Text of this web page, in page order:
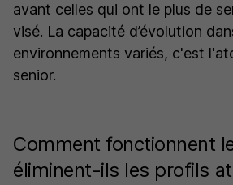
avant celles qui ont le plus de
visé. La capacité d’évolution
environnements variés, c'est
senior.
Comment fonctionnent
éliminent-ils les profils